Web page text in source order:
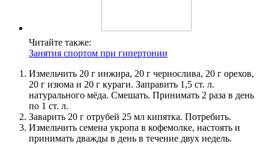
Читайте также:
Занятия спортом при гипертонии
Измельчить 20 г инжира, 20 г чернослива, 20 г орехов,
20 г изюма и 20 г кураги. Заправить 1,5 ст. л.
натурального мёда. Смешать. Принимать 2 раза в день
по 1 ст. л.
Заварить 20 г отрубей 25 мл кипятка. Потребить.
Измельчить семена укропа в кофемолке, настоять и
принимать дважды в день в течение двух недель.